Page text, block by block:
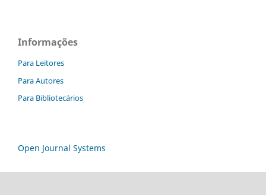
Informações
Para Leitores
Para Autores
Para Bibliotecários
Open Journal Systems